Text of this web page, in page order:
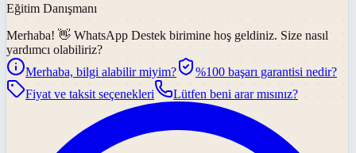
Eğitim Danışmanı
Merhaba! 👋 WhatsApp Destek birimine hoş geldiniz. Size nasıl
yardımcı olabiliriz?
Merhaba, bilgi alabilir miyim?
%100 başarı garantisi nedir?
Fiyat ve taksit seçenekleri
Lütfen beni arar mısınız?